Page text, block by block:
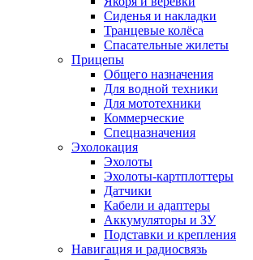
Сиденья и накладки
Транцевые колёса
Спасательные жилеты
Прицепы
Общего назначения
Для водной техники
Для мототехники
Коммерческие
Спецназначения
Эхолокация
Эхолоты
Эхолоты-картплоттеры
Датчики
Кабели и адаптеры
Аккумуляторы и ЗУ
Подставки и крепления
Навигация и радиосвязь